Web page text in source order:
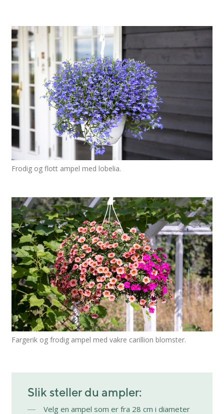
Frodig og flott ampel med lobelia.
Fargerik og frodig ampel med vakre carillion blomster.
Slik steller du ampler:
Velg en ampel som er fra 28 cm i diameter